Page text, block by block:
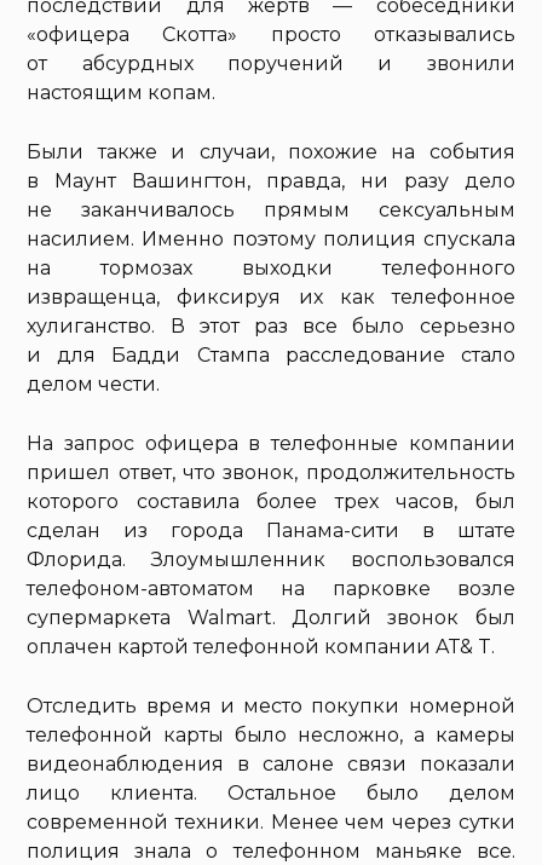
последствий для жертв — собеседники
«офицера Скотта» просто отказывались
от абсурдных поручений и звонили
настоящим копам.
Были также и случаи, похожие на события
в Маунт Вашингтон, правда, ни разу дело
не заканчивалось прямым сексуальным
насилием. Именно поэтому полиция спускала
на тормозах выходки телефонного
извращенца, фиксируя их как телефонное
хулиганство. В этот раз все было серьезно
и для Бадди Стампа расследование стало
делом чести.
На запрос офицера в телефонные компании
пришел ответ, что звонок, продолжительность
которого составила более трех часов, был
сделан из города Панама-сити в штате
Флорида. Злоумышленник воспользовался
телефоном-автоматом на парковке возле
супермаркета Walmart. Долгий звонок был
оплачен картой телефонной компании AT& T.
Отследить время и место покупки номерной
телефонной карты было несложно, а камеры
видеонаблюдения в салоне связи показали
лицо клиента. Остальное было делом
современной техники. Менее чем через сутки
полиция знала о телефонном маньяке все.